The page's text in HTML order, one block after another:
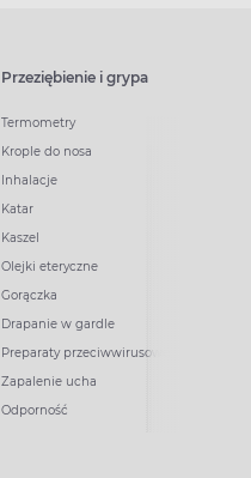
Przeziębienie i grypa
Termometry
Krople do nosa
Inhalacje
Katar
Kaszel
Olejki eteryczne
Gorączka
Drapanie w gardle
Preparaty przeciwwirusowe
Zapalenie ucha
Odporność